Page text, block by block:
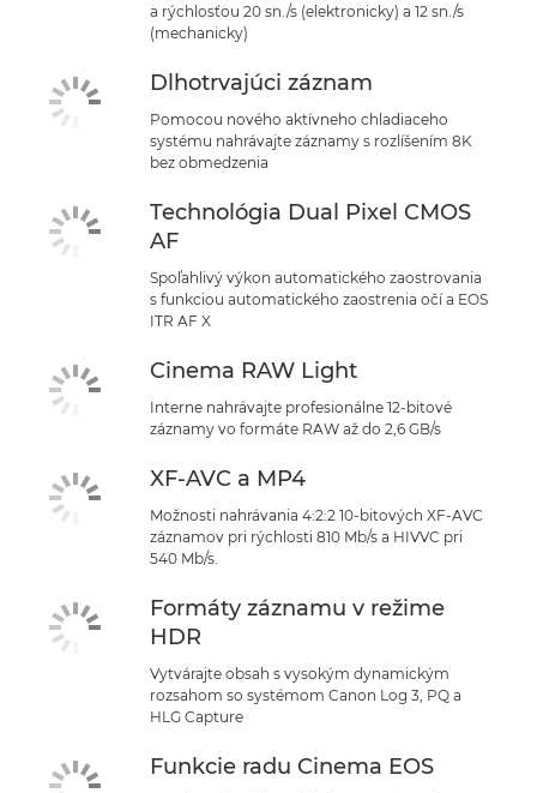
a rýchlosťou 20 sn./s (elektronicky) a 12 sn./s
(mechanicky)
Dlhotrvajúci záznam
Pomocou nového aktívneho chladiaceho
systému nahrávajte záznamy s rozlíšením 8K
bez obmedzenia
Technológia Dual Pixel CMOS
AF
Spoľahlivý výkon automatického zaostrovania
s funkciou automatického zaostrenia očí a EOS
ITR AF X
Cinema RAW Light
Interne nahrávajte profesionálne 12-bitové
záznamy vo formáte RAW až do 2,6 GB/s
XF-AVC a MP4
Možnosti nahrávania 4:2:2 10-bitových XF-AVC
záznamov pri rýchlosti 810 Mb/s a HIVVC pri
540 Mb/s.
Formáty záznamu v režime
HDR
Vytvárajte obsah s vysokým dynamickým
rozsahom so systémom Canon Log 3, PQ a
HLG Capture
Funkcie radu Cinema EOS